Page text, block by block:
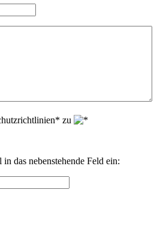
zu
das nebenstehende Feld ein: